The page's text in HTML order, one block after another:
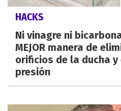
HACKS
Ni vinagre ni
MEJOR manera de
orificios de la ducha y
presión